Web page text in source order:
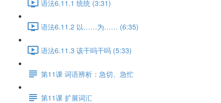
语法6.11.1 统统 (3:31)
语法6.11.2 以……为…… (6:35)
语法6.11.3 该干吗干吗 (5:33)
第11课 词语辨析：急切、急忙
第11课 扩展词汇